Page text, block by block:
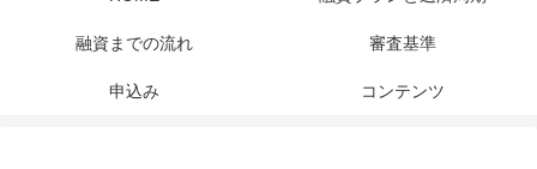
融資までの流れ 審査基準
申込み コンテンツ